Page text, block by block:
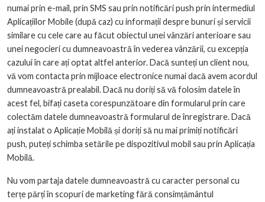
numai prin e-mail, prin SMS sau prin notificări push prin intermediul
Aplicațiilor Mobile (după caz) cu informații despre bunuri și servicii
similare cu cele care au făcut obiectul unei vânzări anterioare sau
unei negocieri cu dumneavoastră în vederea vânzării, cu excepția
cazului în care ați optat altfel anterior. Dacă sunteți un client nou,
vă vom contacta prin mijloace electronice numai dacă avem acordul
dumneavoastră prealabil. Dacă nu doriți să vă folosim datele în
acest fel, bifați caseta corespunzătoare din formularul prin care
colectăm datele dumneavoastră formularul de înregistrare. Dacă
ați instalat o Aplicație Mobilă și doriți să nu mai primiți notificări
push, puteți schimba setările pe dispozitivul mobil sau prin Aplicația
Mobilă.
Nu vom partaja datele dumneavoastră cu caracter personal cu
terțe părți în scopuri de marketing fără consimțământul